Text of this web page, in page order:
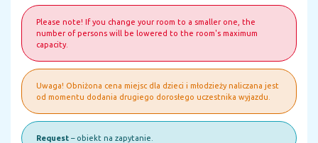
Please note! If you change your room to a smaller one, the
number of persons will be lowered to the room's maximum
capacity.
Uwaga! Obniżona cena miejsc dla dzieci i młodzieży naliczana jest
od momentu dodania drugiego dorosłego uczestnika wyjazdu.
Request – obiekt na zapytanie.